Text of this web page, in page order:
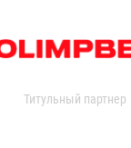
Титульный партнер